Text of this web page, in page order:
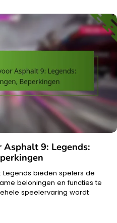
9: Legends:
Legends bieden spelers de
beloningen en functies te
speelervaring wordt